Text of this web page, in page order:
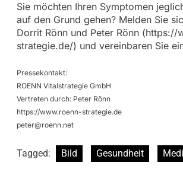
Sie möchten Ihren Symptomen
auf den Grund gehen? Melden Sie
Dorrit Rönn und Peter Rönn (https://
strategie.de/) und vereinbaren Sie
Pressekontakt:
ROENN Vitalstrategie GmbH
Vertreten durch: Peter Rönn
https://www.roenn-strategie.de
peter@roenn.net
Tagged: Bild Gesundheit